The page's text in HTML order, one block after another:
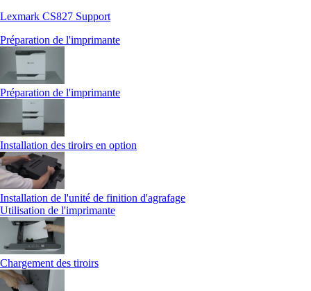
Lexmark CS827 Support
Préparation de l'imprimante
Préparation de l'imprimante
Installation des tiroirs en option
Installation de l'unité de finition d'agrafage
Utilisation de l'imprimante
Chargement des tiroirs